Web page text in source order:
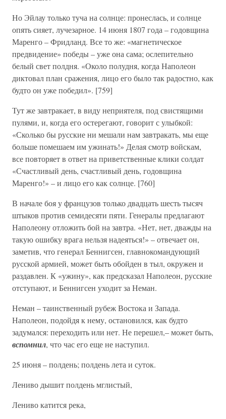
Но Эйлау только туча на солнце: пронеслась, и солнце
опять сияет, лучезарное. 14 июня 1807 года – годовщина
Маренго – Фридланд. Все то же: «магнетическое
предвидение» победы – уже она сама; ослепительно
белый свет полдня. «Около полудня, когда Наполеон
диктовал план сражения, лицо его было так радостно, как
будто он уже победил». [759]
Тут же завтракает, в виду неприятеля, под свистящими
пулями, и, когда его остерегают, говорит с улыбкой:
«Сколько бы русские ни мешали нам завтракать, мы еще
больше помешаем им ужинать!» Делая смотр войскам,
все повторяет в ответ на приветственные клики солдат
«Счастливый день, счастливый день, годовщина
Маренго!» – и лицо его как солнце. [760]
В начале боя у французов только двадцать шесть тысяч
штыков против семидесяти пяти. Генералы предлагают
Наполеону отложить бой на завтра. «Нет, нет, дважды на
такую ошибку врага нельзя надеяться!» – отвечает он,
заметив, что генерал Беннигсен, главнокомандующий
русской армией, может быть обойден в тыл, окружен и
раздавлен. К «ужину», как предсказал Наполеон, русские
отступают, и Беннигсен уходит за Неман.
Неман – таинственный рубеж Востока и Запада.
Наполеон, подойдя к нему, остановился, как будто
задумался: переходить или нет. Не перешел,– может быть,
вспомнил, что час его еще не наступил.
25 июня – полдень; полдень лета и суток.
Лениво дышит полдень мглистый,
Лениво катится река,